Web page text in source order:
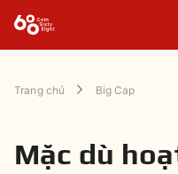
Trang chủ Big Cap
Mặc dù